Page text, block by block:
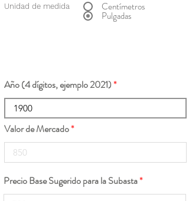
Unidad de medida Centímetros
Pulgadas
Año (4 dígitos, ejemplo 2021)
Valor de Mercado
Precio Base Sugerido para la Subasta